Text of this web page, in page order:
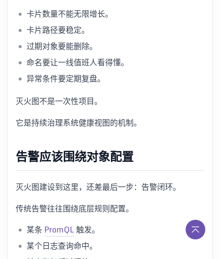
卡片数量不能无限增长。
卡片路径要稳定。
过期对象要能删除。
命名要让一线值班人看得懂。
异常条件要定期复盘。
灭火图不是一次性项目。
它是持续治理系统健康视图的机制。
告警应该围绕对象配置
灭火图建设到这里，还差最后一步：告警闭环。
传统告警往往围绕底层规则配置。
某条 PromQL触发。
某个日志查询命中。